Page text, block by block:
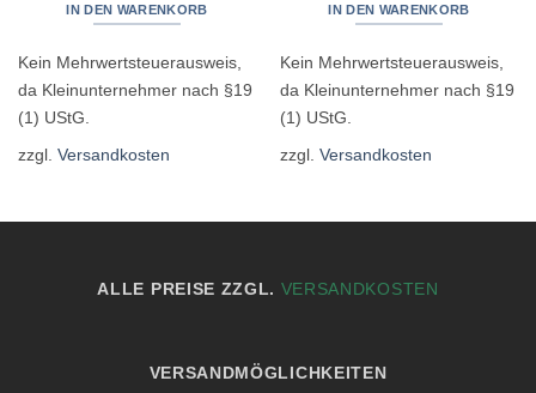
IN DEN WARENKORB
Kein Mehrwertsteuerausweis,
da Kleinunternehmer nach §19
(1) UStG.
zzgl. Versandkosten
IN DEN WARENKORB
Kein Mehrwertsteuerausweis,
da Kleinunternehmer nach §19
(1) UStG.
zzgl. Versandkosten
ALLE PREISE ZZGL. VERSANDKOSTEN
VERSANDMÖGLICHKEITEN